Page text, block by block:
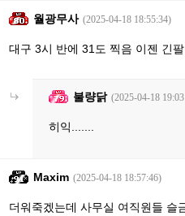
월광무사 (2025-04-18 18:55:34)
대구 3시 반에 31도 찍음 이젠 긴
불량닭 (2025-04-18
히익.......
Maxim (2025-04-18 18:57:46)
더워죽겠는데 사무실 여직원들 슬